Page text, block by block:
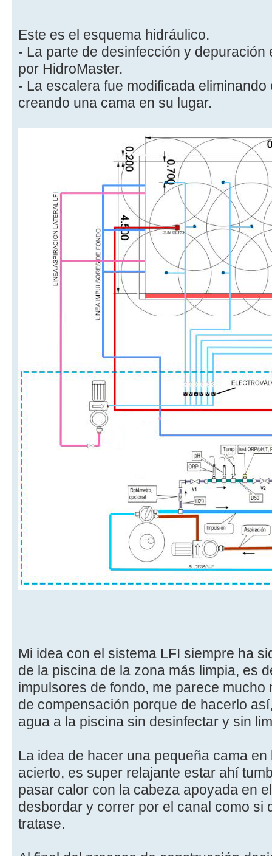
Este es el esquema hidráulico.
- La parte de desinfección y depuración
por HidroMaster.
- La escalera fue modificada
creando una cama en su lugar.
Mi idea con el sistema LFI siempre ha
de la piscina de la zona más limpia, es
impulsores de fondo, me parece
de compensación porque de hacerlo
agua a la piscina sin desinfectar y sin
La idea de hacer una pequeña cama
acierto, es super relajante estar ahí
pasar calor con la cabeza apoyada en
desbordar y correr por el canal como si
tratase.